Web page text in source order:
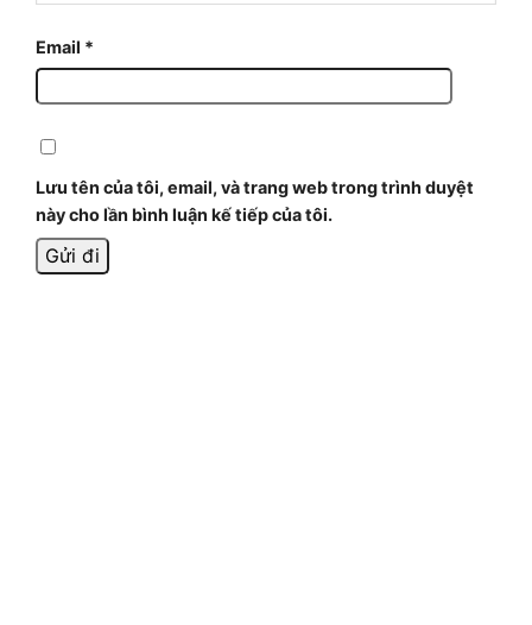
Email *
Lưu tên của tôi, email, và trang web trong trình duyệt
này cho lần bình luận kế tiếp của tôi.